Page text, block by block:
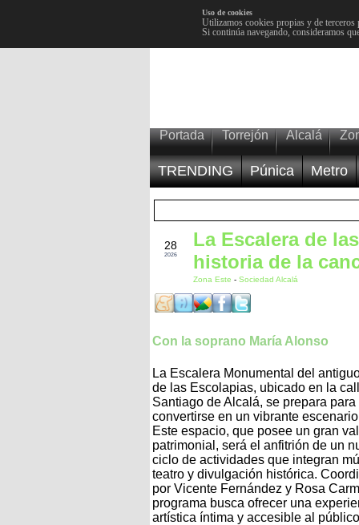
Uso de cookies
Utilizamos cookies propias y de terceros
Si continúa navegando, consideramos
Portada Torrejón Alcalá
TRENDING Púnica Metro
28
2026
La Escalera de
historia de la
Zona Este - Sociedad Alcalá
Con la soprano María Alonso
La Escalera Monumental del
de las Escolapias, ubicado en la
Santiago de Alcalá, se prepara para
convertirse en un vibrante
Este espacio, que posee un gran
patrimonial, será el anfitrión de un
ciclo de actividades que integran
teatro y divulgación histórica.
por Vicente Fernández y Rosa
programa busca ofrecer una
artística íntima y accesible al